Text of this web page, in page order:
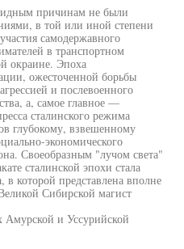
причинам не были
в той или иной степени
самодержавного
в транспортном
окраине. Эпоха
ожесточенной борьбы
и послевоенного
а, самое главное —
сталинского режима
глубокому, взвешенному
экономического
Своеобразным "лучом света"
сталинской эпохи стала
в которой представлена вполне
Сибирской магист
Амурской и Уссурийской